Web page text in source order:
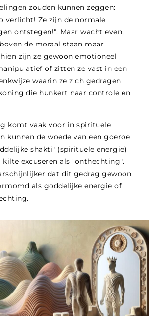
zouden kunnen zeggen:
verlicht! Ze zijn de normale
ontstegen!". Maar wacht even,
de moraal staan maar
zijn ze gewoon emotioneel
of zitten ze vast in een
waarin ze zich gedragen
die hunkert naar controle en
komt vaak voor in spirituele
kunnen de woede van een goeroe
shakti" (spirituele energie)
kilte excuseren als "onthechting".
dat dit gedrag gewoon
als goddelijke energie of